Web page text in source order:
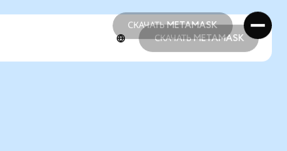
СКАЧАТЬ METAMASK
СКАЧАТЬ METAMASK
СКАЧАТЬ METAMASK